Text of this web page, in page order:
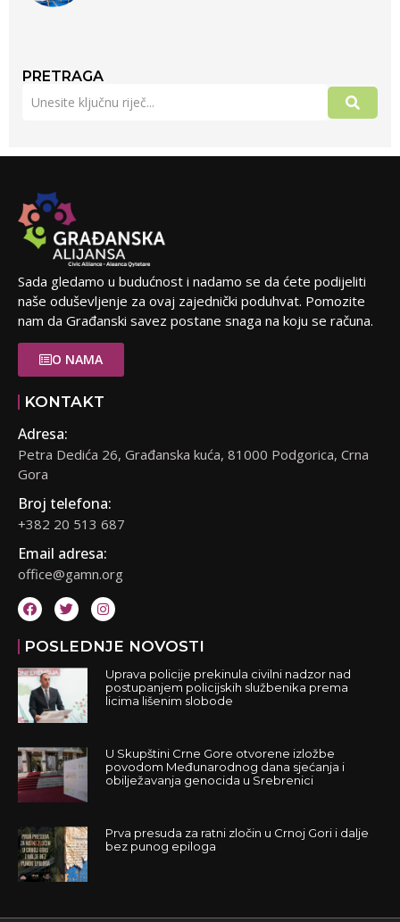
PRETRAGA
Sada gledamo u budućnost i nadamo se da ćete podijeliti
naše oduševljenje za ovaj zajednički poduhvat. Pomozite
nam da Građanski savez postane snaga na koju se računa.
O NAMA
KONTAKT
Adresa:
Petra Dedića 26, Građanska kuća, 81000 Podgorica, Crna
Gora
Broj telefona:
+382 20 513 687
Email adresa:
office@gamn.org
POSLEDNJE NOVOSTI
Uprava policije prekinula civilni nadzor nad
postupanjem policijskih službenika prema
licima lišenim slobode
U Skupštini Crne Gore otvorene izložbe
povodom Međunarodnog dana sjećanja i
obilježavanja genocida u Srebrenici
Prva presuda za ratni zločin u Crnoj Gori i dalje
bez punog epiloga